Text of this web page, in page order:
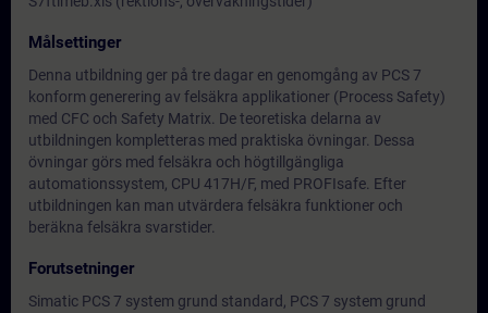
Målsettinger
Denna utbildning ger på tre dagar en genomgång av PCS 7
konform generering av felsäkra applikationer (Process Safety)
med CFC och Safety Matrix. De teoretiska delarna av
utbildningen kompletteras med praktiska övningar. Dessa
övningar görs med felsäkra och högtillgängliga
automationssystem, CPU 417H/F, med PROFIsafe. Efter
utbildningen kan man utvärdera felsäkra funktioner och
beräkna felsäkra svarstider.
Forutsetninger
Simatic PCS 7 system grund standard, PCS 7 system grund